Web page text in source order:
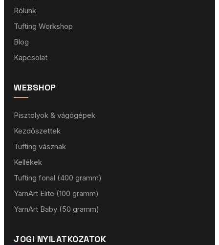
Rólunk
Tufting Workshop
Blog
Kapcsolat
WEBSHOP
Pisztolyok & vágógépek
Kezdőszettek
Tufting vásznak
Kellékek
Tufting fonal (400 gramm)
YarnArt Elite (100 gramm)
YarnArt Baby (50 gramm)
JOGI NYILATKOZATOK